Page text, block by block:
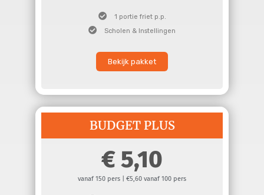
1 portie friet p.p.
Scholen & Instellingen
Bekijk pakket
BUDGET PLUS
5,10
vanaf 150 pers | €5,60 vanaf 100 pers